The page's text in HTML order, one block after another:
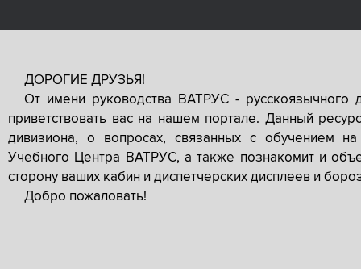
ДОРОГИЕ ДРУЗЬЯ!
От имени руководства ВАТРУС -
приветствовать вас на нашем портале. Данный
дивизиона, о вопросах, связанных с обучением
Учебного Центра ВАТРУС, а также познакомит и
сторону ваших кабин и диспетчерских дисплеев и
Добро пожаловать!